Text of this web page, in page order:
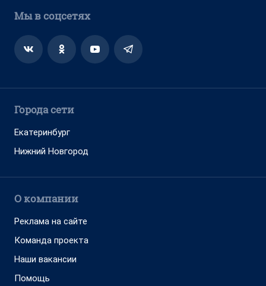
Мы в соцсетях
Города сети
Екатеринбург
Нижний Новгород
О компании
Реклама на сайте
Команда проекта
Наши вакансии
Помощь